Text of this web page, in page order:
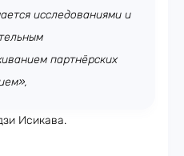
исследованиями и
партнёрских
Исикава.